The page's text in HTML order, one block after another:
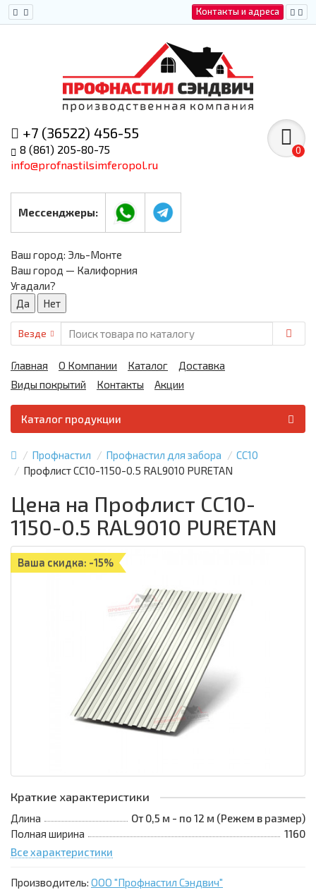
Контакты и адреса
+7 (36522) 456-55
8 (861) 205-80-75
info@profnastilsimferopol.ru
Мессенджеры:
0
Ваш город: Эль-Монте
Ваш город — Калифорния
Угадали?
Везде
Главная О Компании Каталог
Доставка
Виды покрытий
Контакты Акции
Каталог продукции
Профнастил Профнастил для забора
СС10
Профлист СС10-1150-0.5 RAL9010 PURETAN
Цена на Профлист СС10-
1150-0.5 RAL9010 PURETAN
Ваша скидка: -15%
Краткие характеристики
Длина
От 0,5 м - по 12 м (Режем в размер)
Полная ширина
1160
Все характеристики
Производитель: ООО "Профнастил Сэндвич"